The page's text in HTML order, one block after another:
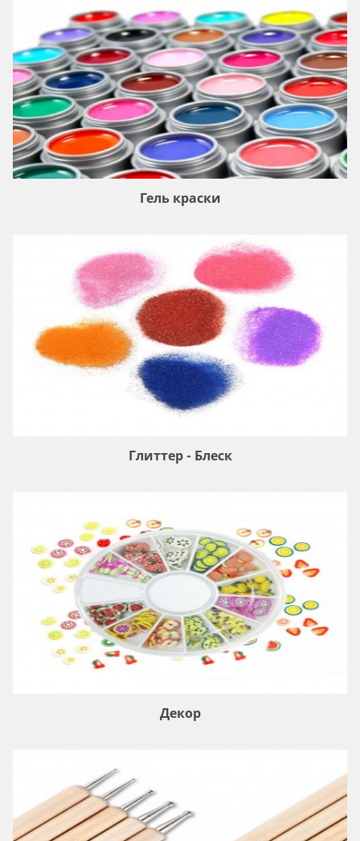
Гель краски
Глиттер - Блеск
Декор